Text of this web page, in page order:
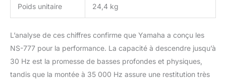
Poids unitaire 24,4 kg
L’analyse de ces chiffres confirme que Yamaha a conçu les
NS-777 pour la performance. La capacité à descendre jusqu’à
30 Hz est la promesse de basses profondes et physiques,
tandis que la montée à 35 000 Hz assure une restitution très